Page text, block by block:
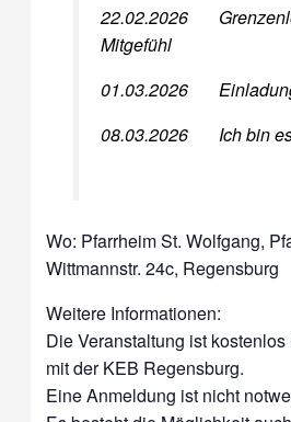
22.02.2026
Mitgefühl
01.03.2026
08.03.2026 Ich bin
Wo: Pfarrheim St. Wolfgang,
Wittmannstr. 24c, Regensburg
Weitere Informationen:
Die Veranstaltung ist
mit der KEB Regensburg.
Eine Anmeldung ist nicht